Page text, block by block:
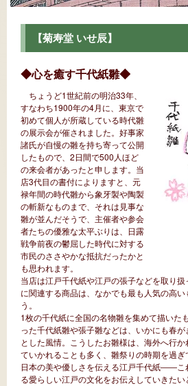
【菊寿堂 いせ辰】
◆心を癒す千代紙雛◆
ちょうど1世紀前の明治33年、
すなわち1900年の4月に、東京で
初めて個人が所蔵している時代雛
の展示会が催されました。好事家
諸氏が自慢の雛を持ち寄って公開
したもので、2日間で500人ほど
の来会者があったと申します。当
店3代目の書付によりますと、元
禄年間の時代雛から象牙製や陶製
の斬新なものまで、それは見事な
雛が並んだそうで、主催者や参会
者たちの優雅な太平ぶりは、日露
戦争前夜の鬱屈した時代に対する
市民のささやかな抵抗だったかと
も思われます。
当店は江戸千代紙や江戸の張子などを取り
に関連する商品は、なかでも最も人気の高
う。
1枚の千代紙に全国の名物雛を集めて描いた
った千代紙雛や張子雛などは、いかにも春
とした風情。こうしたお雛様は、海外へ行
ていかれることも多く、雛祭りの時期を過ぎ
日本の美や優しさを伝える江戸千代紙――こ
る愛らしい江戸の文化をお伝えしていきたい